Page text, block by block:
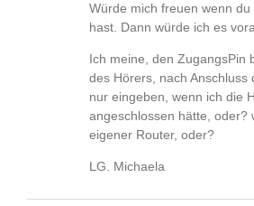
Würde mich freuen wenn
hast. Dann würde ich es
Ich meine, den ZugangsPin
des Hörers, nach Anschluss
nur eingeben, wenn ich die
angeschlossen hätte, oder?
eigener Router, oder?
LG. Michaela